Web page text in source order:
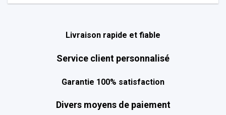
Livraison rapide et fiable
Service client personnalisé
Garantie 100% satisfaction
Divers moyens de paiement